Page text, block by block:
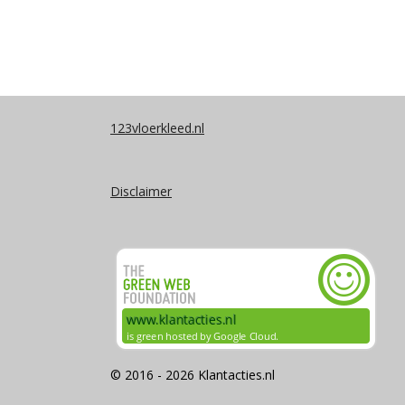
123vloerkleed.nl
Disclaimer
© 2016 - 2026 Klantacties.nl